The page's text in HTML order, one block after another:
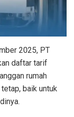
2025, PT
daftar tarif
rumah
baik untuk